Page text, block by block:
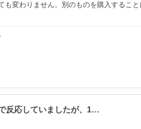
も変わりません。別のものを購入すること
反応していましたが、1…